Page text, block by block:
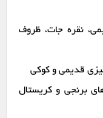
نقره جات، ظروف
قدیمی و کوکی
برنجی و کریستال